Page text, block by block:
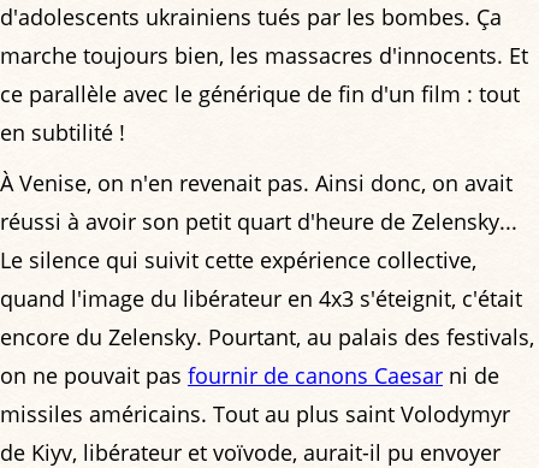
d'adolescents ukrainiens tués par les bombes. Ça
marche toujours bien, les massacres d'innocents. Et
ce parallèle avec le générique de fin d'un film : tout
en subtilité !
À Venise, on n'en revenait pas. Ainsi donc, on avait
réussi à avoir son petit quart d'heure de Zelensky...
Le silence qui suivit cette expérience collective,
quand l'image du libérateur en 4x3 s'éteignit, c'était
encore du Zelensky. Pourtant, au palais des festivals,
on ne pouvait pas fournir de canons Caesar ni de
missiles américains. Tout au plus saint Volodymyr
de Kiyv, libérateur et voïvode, aurait-il pu envoyer